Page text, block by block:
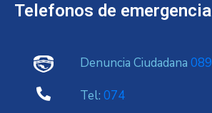
Telefonos de emergencia
Denuncia Ciudadana 089
Tel: 074